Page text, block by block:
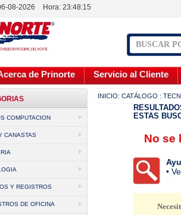
08-2026 Hora: 23:48:15
de Prinorte Servicio al Cliente
COMPUTACION
CANASTAS
Y REGISTROS
DE OFICINA
INICIO: CATÁLOGO :
ESTAS
No se
•